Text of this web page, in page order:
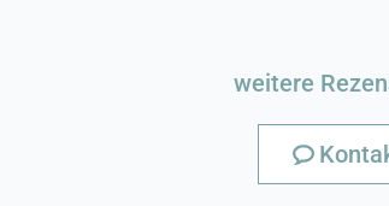
weitere